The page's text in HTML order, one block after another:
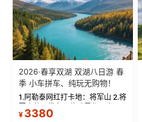
2026·春享双湖 双湖八日游 春
季 小车拼车、纯玩无购物！
1.阿勒泰网红打卡地：将军山 2.将
军山落日缆车，体验雪都风光 3.
将军山，夕阳派对，蹦迪party 4.
¥ 3380